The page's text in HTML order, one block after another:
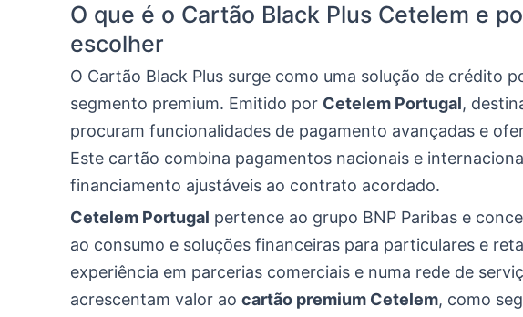
O que é o Cartão Black Plus Cetelem e
escolher
O Cartão Black Plus surge como uma solução de crédito
segmento premium. Emitido por Cetelem Portugal,
procuram funcionalidades de pagamento avançadas e
Este cartão combina pagamentos nacionais e
financiamento ajustáveis ao contrato acordado.
Cetelem Portugal pertence ao grupo BNP Paribas e
ao consumo e soluções financeiras para particulares e
experiência em parcerias comerciais e numa rede de
acrescentam valor ao cartão premium Cetelem, como